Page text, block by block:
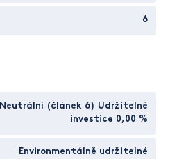
6
Neutrální (článek 6) Udržitelné
investice 0,00 %
Environmentálně udržitelné